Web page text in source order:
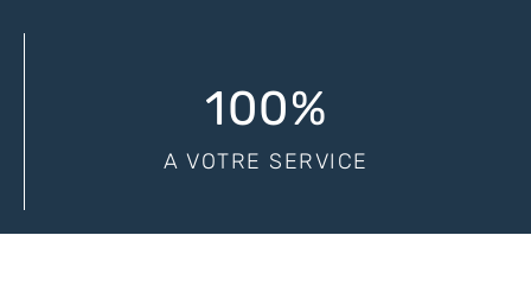
A VOTRE SERVICE
100%